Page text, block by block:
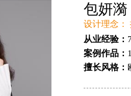
包妍漪
设计理念：
从业经验：
案例作品：
擅长风格：